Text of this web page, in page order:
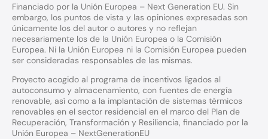
Financiado por la Unión Europea – Next Generation EU. Sin
embargo, los puntos de vista y las opiniones expresadas son
únicamente los del autor o autores y no reflejan
necesariamente los de la Unión Europea o la Comisión
Europea. Ni la Unión Europea ni la Comisión Europea pueden
ser consideradas responsables de las mismas.
Proyecto acogido al programa de incentivos ligados al
autoconsumo y almacenamiento, con fuentes de energía
renovable, así como a la implantación de sistemas térmicos
renovables en el sector residencial en el marco del Plan de
Recuperación, Transformación y Resiliencia, financiado por la
Unión Europea – NextGenerationEU